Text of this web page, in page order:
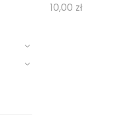
10,00 zł